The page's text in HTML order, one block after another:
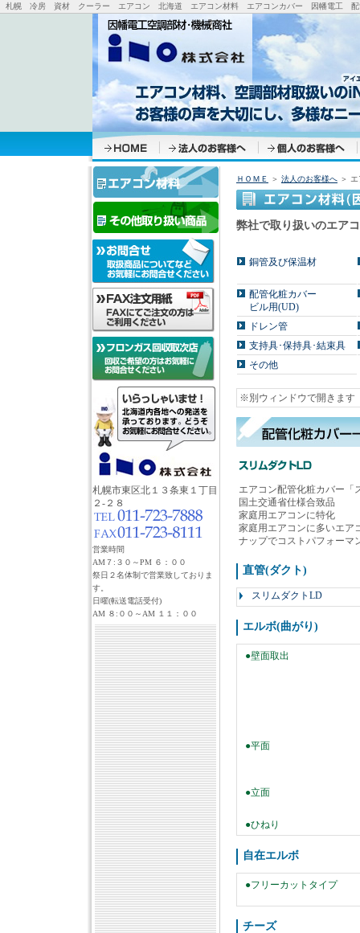
札幌 冷房 資材 クーラー エアコン 北海道 エアコン材料 エアコンカバー 因幡電工
札幌市東区北１３条東１丁目
２-２８
営業時間
AM７:３０～PM ６：００
祭日２名体制で営業致しておりま
す。
日曜(転送電話受付)
AM ８:００～AM １１：００
ＨＯＭＥ ＞ 法人のお客様へ ＞
弊社で取り扱いのエア
銅管及び保温材
配管化粧カバー
ビル用(UD)
ドレン管
支持具･保持具･結束具
その他
※別ウィンドウで開きます
エアコン配管化粧カバー「
国土交通省仕様合致品
家庭用エアコンに特化
家庭用エアコンに多いエア
ナップでコストパフォーマ
直管(ダクト)
スリムダクトLD
エルボ(曲がり)
●壁面取出
●平面
●立面
●ひねり
自在エルボ
●フリーカットタイプ
チーズ